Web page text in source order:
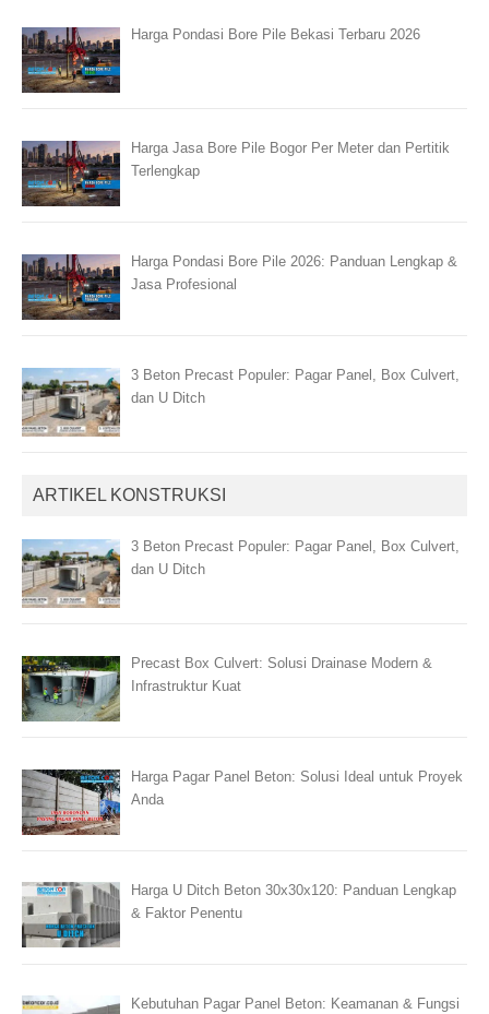
Harga Pondasi Bore Pile Bekasi Terbaru 2026
Harga Jasa Bore Pile Bogor Per Meter dan Pertitik
Terlengkap
Harga Pondasi Bore Pile 2026: Panduan Lengkap &
Jasa Profesional
3 Beton Precast Populer: Pagar Panel, Box Culvert,
dan U Ditch
ARTIKEL KONSTRUKSI
3 Beton Precast Populer: Pagar Panel, Box Culvert,
dan U Ditch
Precast Box Culvert: Solusi Drainase Modern &
Infrastruktur Kuat
Harga Pagar Panel Beton: Solusi Ideal untuk Proyek
Anda
Harga U Ditch Beton 30x30x120: Panduan Lengkap
& Faktor Penentu
Kebutuhan Pagar Panel Beton: Keamanan & Fungsi